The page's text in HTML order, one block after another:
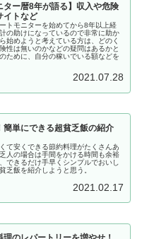
ター暦8年が語る】収入や危険
イトなど
トモニターを始めてから8年以上経
の助けになっているので非常に助か
始めようと考えている方は、どのく
性は無いのかなどの疑問はあるかと
ために、自分の稼いでいる額などを
2021.07.28
簡単にできる超貧乏飯の紹介
て安くできる節約料理がたくさんあ
人の場合は手間をかける時間も余裕
できるだけ手早くシンプルでおいし
乏飯を紹介しようと思う。
2021.02.17